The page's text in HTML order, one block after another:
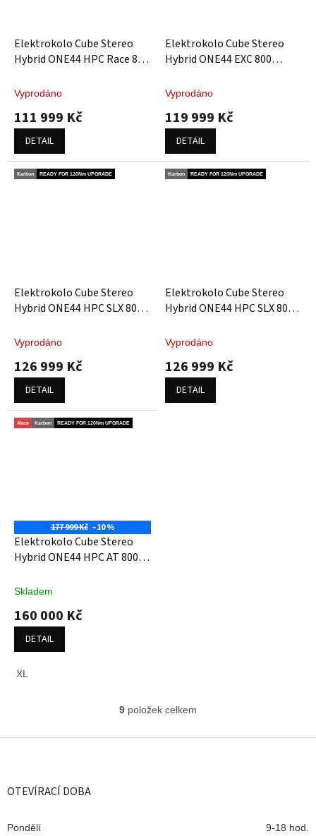
Elektrokolo Cube Stereo
Hybrid ONE44 HPC Race 800
Vyprodáno
111 999 Kč
DETAIL
Elektrokolo Cube Stereo
Hybrid ONE44 EXC 800
Vyprodáno
119 999 Kč
DETAIL
Karbon READY FOR 120Nm UPGRADE
Elektrokolo Cube Stereo
Hybrid ONE44 HPC SLX 800
Vyprodáno
126 999 Kč
DETAIL
Karbon READY FOR 120Nm UPGRADE
Elektrokolo Cube Stereo
Hybrid ONE44 HPC SLX 800
Vyprodáno
126 999 Kč
DETAIL
Akce Karbon READY FOR 120Nm UPGRADE
177 999 Kč –10 %
Elektrokolo Cube Stereo
Hybrid ONE44 HPC AT 800
Skladem
160 000 Kč
DETAIL
XL
O
l
9 položek celkem
Z
OTEVÍRACÍ DOBA
Pondělí 9-18 hod.